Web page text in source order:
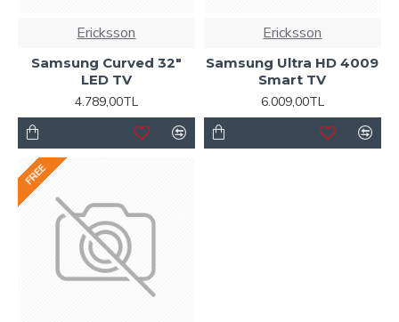
Ericksson
Samsung Curved 32"
LED TV
4.789,00TL
Ericksson
Samsung Ultra HD 4009
Smart TV
6.009,00TL
FREE